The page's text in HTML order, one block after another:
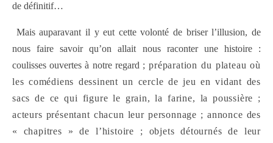
de définitif…
Mais auparavant il y eut cette volonté de briser l’illusion, de
nous faire savoir qu’on allait nous raconter une histoire :
coulisses ouvertes à notre regard ; préparation du plateau où
les comédiens dessinent un cercle de jeu en vidant des
sacs de ce qui figure le grain, la farine, la poussière ;
acteurs présentant chacun leur personnage ; annonce des
« chapitres » de l’histoire ; objets détournés de leur